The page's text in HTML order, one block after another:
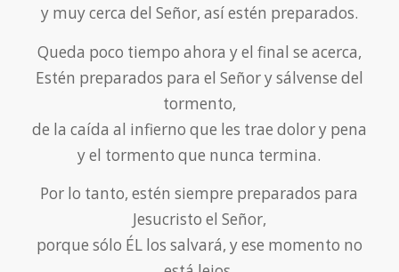
y muy cerca del Señor, así estén preparados.
Queda poco tiempo ahora y el final se acerca,
Estén preparados para el Señor y sálvense del
tormento,
de la caída al infierno que les trae dolor y pena
y el tormento que nunca termina.
Por lo tanto, estén siempre preparados para
Jesucristo el Señor,
porque sólo ÉL los salvará, y ese momento no